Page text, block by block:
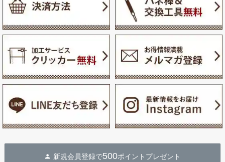
新規会員登録で500ポイントプレゼント